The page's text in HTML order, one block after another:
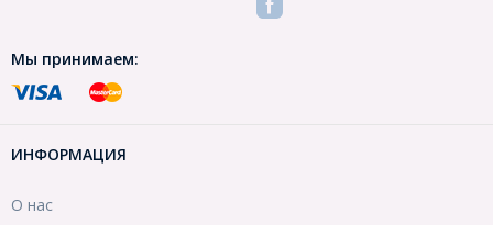
Мы принимаем:
ИНФОРМАЦИЯ
О нас